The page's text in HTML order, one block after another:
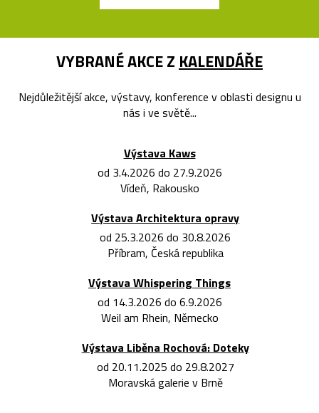
VYBRANÉ AKCE Z KALENDÁŘE
Nejdůležitější akce, výstavy, konference v oblasti designu u
nás i ve světě...
Výstava Kaws
od 3.4.2026 do 27.9.2026
Vídeň, Rakousko
Výstava Architektura opravy
od 25.3.2026 do 30.8.2026
Příbram, Česká republika
Výstava Whispering Things
od 14.3.2026 do 6.9.2026
Weil am Rhein, Německo
Výstava Liběna Rochová: Doteky
od 20.11.2025 do 29.8.2027
Moravská galerie v Brně